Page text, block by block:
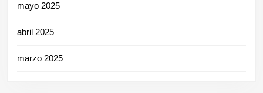
mayo 2025
abril 2025
marzo 2025